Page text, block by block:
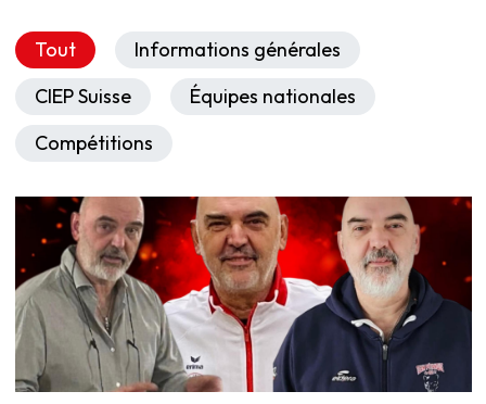
Tout
Informations générales
CIEP Suisse
Équipes nationales
Compétitions